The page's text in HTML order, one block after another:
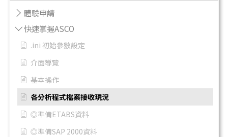
體驗申請
快速掌握ASCO
.ini 初始參數設定
介面導覽
基本操作
各分析程式檔案接收現況
◎準備ETABS資料
◎準備SAP 2000資料